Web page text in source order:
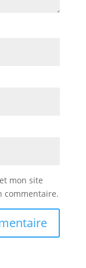
mon site
commentaire.